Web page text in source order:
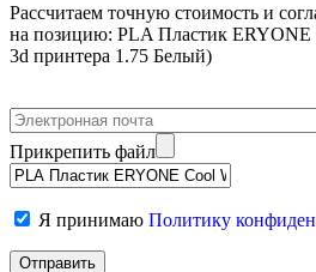
Рассчитаем точную стоимость и
на позицию: PLA Пластик ERYONE
3d принтера 1.75 Белый)
Прикрепить файл
Я принимаю Политику